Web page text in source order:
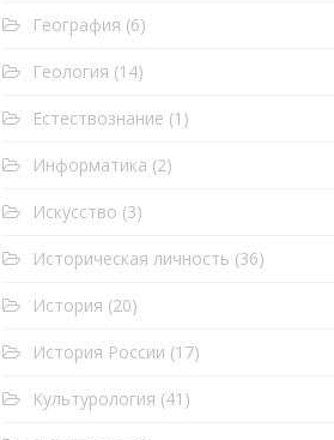
География (6)
Геология (14)
Естествознание (1)
Информатика (2)
Искусство (3)
Историческая личность (36)
История (20)
История России (17)
Культурология (41)